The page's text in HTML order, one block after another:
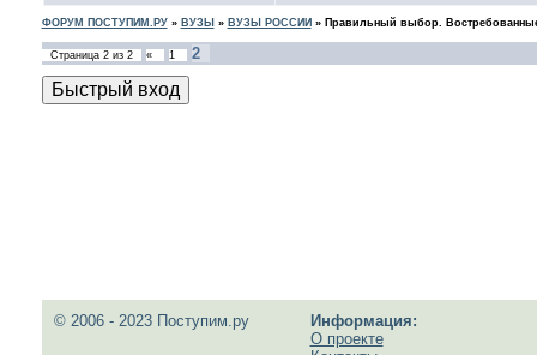
ФОРУМ ПОСТУПИМ.РУ» ВУЗЫ » ВУЗЫ РОССИИ » Правильный выбор.
Страница 2из 2 « 1 2
© 2006 - 2023 Поступим.ру
Информация:
О проекте